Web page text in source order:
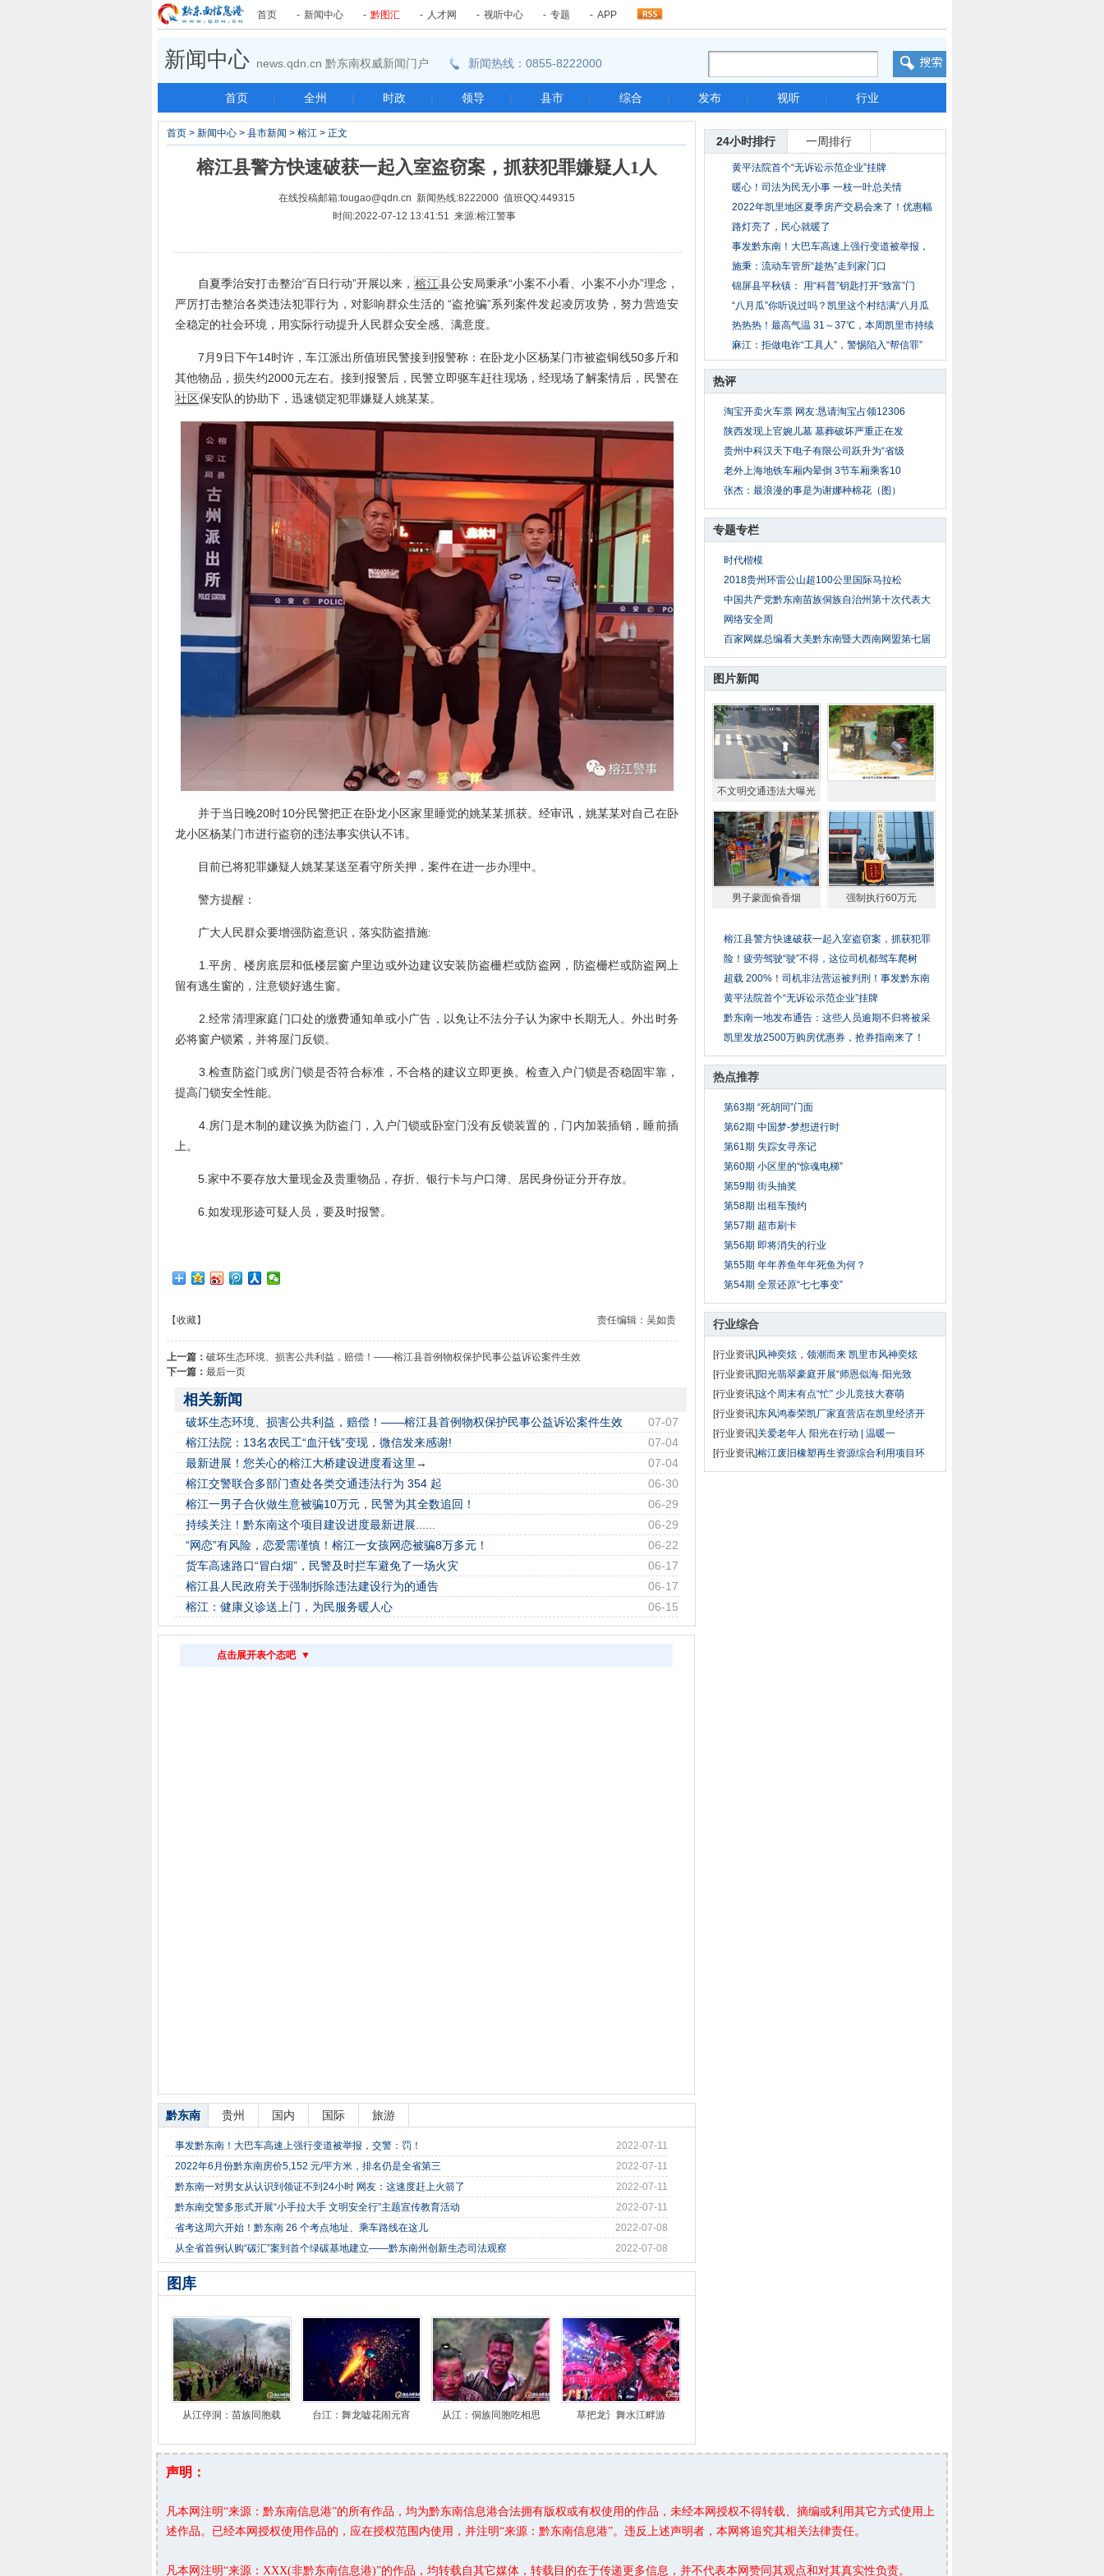
首页 - 新闻中心 - 黔图汇 - 人才网 - 视听中心 - 专题 - APP
新闻中心 news.qdn.cn 黔东南权威新闻门户 新闻热线：0855-8222000
首页 | 全州 | 时政 | 领导 | 县市 | 综合 | 发布 | 视听 | 行业
24小时排行 一周排行
黄平法院首个“无诉讼示范企业”挂牌
暖心！司法为民无小事 一枝一叶总关情
2022年凯里地区夏季房产交易会来了！优惠幅
度较
路灯亮了，民心就暖了
事发黔东南！大巴车高速上强行变道被举报，
交警
施秉：流动车管所“趁热”走到家门口
锦屏县平秋镇： 用“科普”钥匙打开“致富”门
“八月瓜”你听说过吗？凯里这个村结满“八月瓜
热热热！最高气温 31～37℃，本周凯里市持续
晴
麻江：拒做电诈“工具人”，警惕陷入“帮信罪”
热评
淘宝开卖火车票 网友:恳请淘宝占领12306
陕西发现上官婉儿墓 墓葬破坏严重正在发
贵州中科汉天下电子有限公司跃升为“省级
老外上海地铁车厢内晕倒 3节车厢乘客10
张杰：最浪漫的事是为谢娜种棉花（图）
专题专栏
时代楷模
2018贵州环雷公山超100公里国际马拉松
中国共产党黔东南苗族侗族自治州第十次代表大
网络安全周
百家网媒总编看大美黔东南暨大西南网盟第七届
图片新闻
不文明交通违法大曝光
男子蒙面偷香烟 强制执行60万元
榕江县警方快速破获一起入室盗窃案，抓获犯罪
险！疲劳驾驶“驶”不得，这位司机都驾车爬树
超载 200%！司机非法营运被判刑！事发黔东南
黄平法院首个“无诉讼示范企业”挂牌
黔东南一地发布通告：这些人员逾期不归将被采
凯里发放2500万购房优惠券，抢券指南来了！
热点推荐
第63期 “死胡同”门面
第62期 中国梦-梦想进行时
第61期 失踪女寻亲记
第60期 小区里的“惊魂电梯”
第59期 街头抽奖
第58期 出租车预约
第57期 超市刷卡
第56期 即将消失的行业
第55期 年年养鱼年年死鱼为何？
第54期 全景还原“七七事变”
行业综合
[行业资讯]风神奕炫，领潮而来 凯里市风神奕炫
[行业资讯]阳光翡翠豪庭开展“师恩似海·阳光致
[行业资讯]这个周末有点“忙” 少儿竞技大赛萌
[行业资讯]东风鸿泰荣凯厂家直营店在凯里经济开
[行业资讯]关爱老年人 阳光在行动 | 温暖一
[行业资讯]榕江废旧橡塑再生资源综合利用项目环
首页 > 新闻中心 > 县市新闻 > 榕江 > 正文
榕江县警方快速破获一起入室盗窃案，抓获犯罪嫌疑人1人
在线投稿邮箱:tougao@qdn.cn 新闻热线:8222000 值班QQ:449315
时间:2022-07-12 13:41:51 来源:榕江警事
自夏季治安打击整治“百日行动”开展以来，榕江县公安局秉承“小案不小看、小案不小办”理念，
严厉打击整治各类违法犯罪行为，对影响群众生活的 “盗抢骗”系列案件发起凌厉攻势，努力营造安
全稳定的社会环境，用实际行动提升人民群众安全感、满意度。
7月9日下午14时许，车江派出所值班民警接到报警称：在卧龙小区杨某门市被盗铜线50多斤和
其他物品，损失约2000元左右。接到报警后，民警立即驱车赶往现场，经现场了解案情后，民警在
社区保安队的协助下，迅速锁定犯罪嫌疑人姚某某。
并于当日晚20时10分民警把正在卧龙小区家里睡觉的姚某某抓获。经审讯，姚某某对自己在卧
龙小区杨某门市进行盗窃的违法事实供认不讳。
目前已将犯罪嫌疑人姚某某送至看守所关押，案件在进一步办理中。
警方提醒：
广大人民群众要增强防盗意识，落实防盗措施:
1.平房、楼房底层和低楼层窗户里边或外边建议安装防盗栅栏或防盗网，防盗栅栏或防盗网上
留有逃生窗的，注意锁好逃生窗。
2.经常清理家庭门口处的缴费通知单或小广告，以免让不法分子认为家中长期无人。外出时务
必将窗户锁紧，并将屋门反锁。
3.检查防盗门或房门锁是否符合标准，不合格的建议立即更换。检查入户门锁是否稳固牢靠，
提高门锁安全性能。
4.房门是木制的建议换为防盗门，入户门锁或卧室门没有反锁装置的，门内加装插销，睡前插
上。
5.家中不要存放大量现金及贵重物品，存折、银行卡与户口簿、居民身份证分开存放。
6.如发现形迹可疑人员，要及时报警。
责任编辑：吴如贵
【收藏】
上一篇： 破坏生态环境、损害公共利益，赔偿！——榕江县首例物权保护民事公益诉讼案件生效
下一篇： 最后一页
相关新闻
07-07
破坏生态环境、损害公共利益，赔偿！——榕江县首例物权保护民事公益诉讼案件生效
07-04
榕江法院：13名农民工“血汗钱”变现，微信发来感谢!
07-04
最新进展！您关心的榕江大桥建设进度看这里→
06-30
榕江交警联合多部门查处各类交通违法行为 354 起
06-29
榕江一男子合伙做生意被骗10万元，民警为其全数追回！
06-29
持续关注！黔东南这个项目建设进度最新进展......
06-22
“网恋”有风险，恋爱需谨慎！榕江一女孩网恋被骗8万多元！
06-17
货车高速路口“冒白烟”，民警及时拦车避免了一场火灾
06-17
榕江县人民政府关于强制拆除违法建设行为的通告
06-15
榕江：健康义诊送上门，为民服务暖人心
点击展开表个态吧 ▼
黔东南 贵州 国内 国际 旅游
2022-07-11
事发黔东南！大巴车高速上强行变道被举报，交警：罚！
2022-07-11
2022年6月份黔东南房价5,152 元/平方米，排名仍是全省第三
2022-07-11
黔东南一对男女从认识到领证不到24小时 网友：这速度赶上火箭了
2022-07-11
黔东南交警多形式开展“小手拉大手 文明安全行”主题宣传教育活动
2022-07-08
省考这周六开始！黔东南 26 个考点地址、乘车路线在这儿
2022-07-08
从全省首例认购“碳汇”案到首个绿碳基地建立——黔东南州创新生态司法观察
图库
从江停洞：苗族同胞载 台江：舞龙嘘花闹元宵 从江：侗族同胞吃相思 草把龙氵舞水江畔游
声明：
凡本网注明“来源：黔东南信息港”的所有作品，均为黔东南信息港合法拥有版权或有权使用的作品，未经本网授权不得转载、摘编或利用其它方式使用上
述作品。已经本网授权使用作品的，应在授权范围内使用，并注明“来源：黔东南信息港”。违反上述声明者，本网将追究其相关法律责任。
凡本网注明“来源：XXX(非黔东南信息港)”的作品，均转载自其它媒体，转载目的在于传递更多信息，并不代表本网赞同其观点和对其真实性负责。